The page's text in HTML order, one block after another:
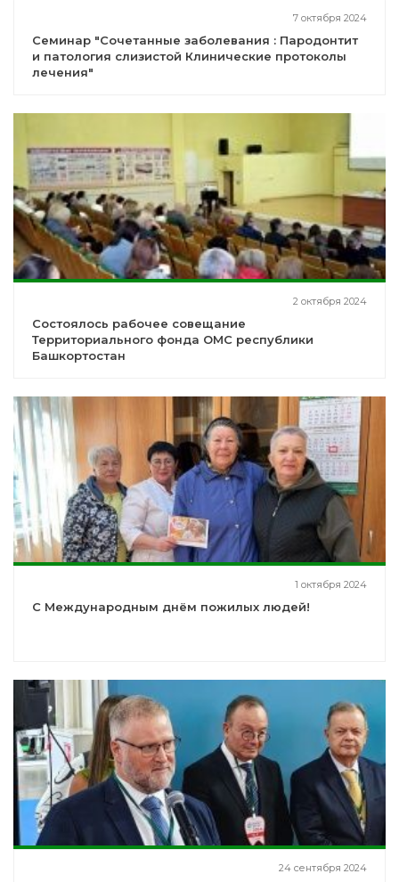
7 октября 2024
Семинар "Сочетанные заболевания : Пародонтит
и патология слизистой Клинические протоколы
лечения"
2 октября 2024
Состоялось рабочее совещание
Территориального фонда ОМС республики
Башкортостан
1 октября 2024
С Международным днём пожилых людей!
24 сентября 2024